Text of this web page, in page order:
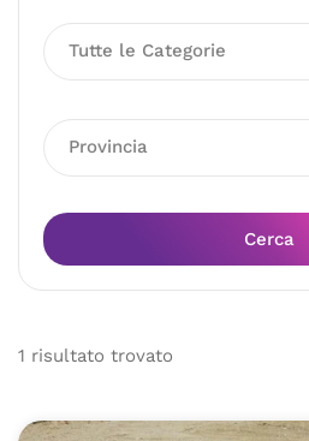
Tutte le Categorie
Provincia
Cerca
1 risultato trovato